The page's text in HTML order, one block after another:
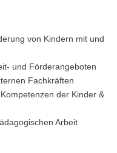
von Kindern mit und
und Förderangeboten
Fachkräften
der Kinder &
Arbeit